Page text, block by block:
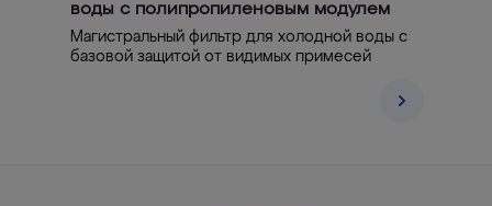
воды с полипропиленовым модулем
Магистральный фильтр для холодной воды с
базовой защитой от видимых примесей